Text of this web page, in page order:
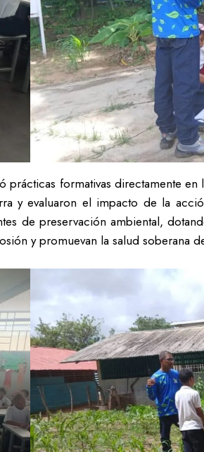
formativas directamente
y evaluaron el impacto de la
de preservación ambiental,
y promuevan la salud soberana